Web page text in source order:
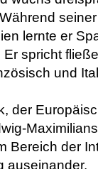
seiner
lernte er
spricht
und
der
Bereich der
auseinander.